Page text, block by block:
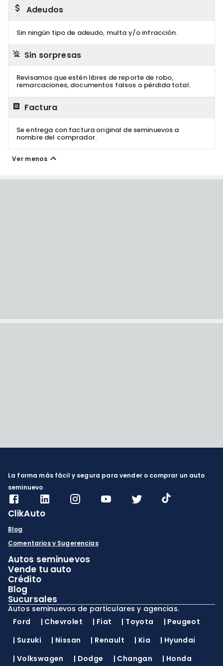
Adeudos
Sin ningún tipo de adeudo, multa y/o infracción.
Sin sorpresas
Revisamos que estén libres de reporte de robo,
remarcaciones, documentos falsos o pérdida total.
Factura
Se entrega con factura original de seminuevos a
nombre del comprador.
Ver menos
La forma más fácil y segura para vender o comprar un auto
seminuevo
ClikAuto
Blog
Comentarios y Sugerencias
Autos seminuevos
Vende tu auto
Crédito
Blog
Sucursales
Autos seminuevos de particulares y agencias.
Ford
| Chevrolet | Fiat | Toyota | Peugeot
| Suzuki | Nissan | Renault | Kia | Hyundai
| Volkswagen | Dodge | Changan | Honda